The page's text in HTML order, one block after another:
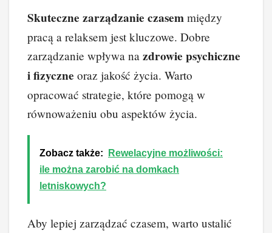
Skuteczne zarządzanie czasem między
pracą a relaksem jest kluczowe. Dobre
zarządzanie wpływa na zdrowie psychiczne
i fizyczne oraz jakość życia. Warto
opracować strategie, które pomogą w
równoważeniu obu aspektów życia.
Zobacz także:
Rewelacyjne możliwości:
ile można zarobić na domkach
letniskowych?
Aby lepiej zarządzać czasem, warto ustalić